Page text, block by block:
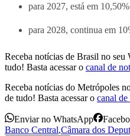
para 2027, está em
para 2028, continua em
Receba notícias de Brasil no
tudo! Basta acessar o canal de
Receba notícias do Metrópoles
de tudo! Basta acessar o canal
Enviar no WhatsApp
Banco Central,Câmara dos